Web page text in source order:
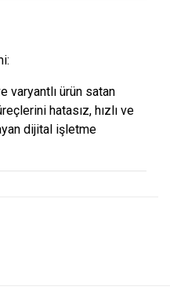
varyantlı ürün satan
hatasız, hızlı ve
dijital işletme